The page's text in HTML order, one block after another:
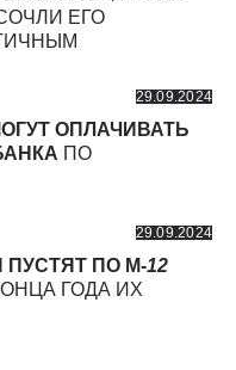
ЕГО
29.09.2024
ОПЛАЧИВАТЬ
ПО
29.09.2024
ПУСТЯТ ПО М-12
ГОДА ИХ